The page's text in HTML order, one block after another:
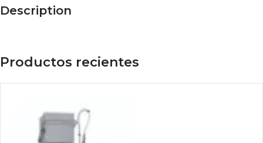
Description
Productos recientes